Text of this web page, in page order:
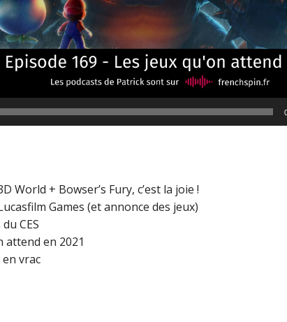
World + Bowser’s Fury, c’est la joie !
Games (et annonce des jeux)
CES
attend en 2021
vrac